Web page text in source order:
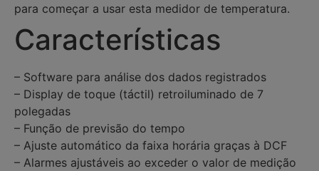
para começar a usar esta medidor de temperatura.
Características
– Software para análise dos dados registrados
– Display de toque (táctil) retroiluminado de 7
polegadas
– Função de previsão do tempo
– Ajuste automático da faixa horária graças à DCF
– Alarmes ajustáveis ao exceder o valor de medição